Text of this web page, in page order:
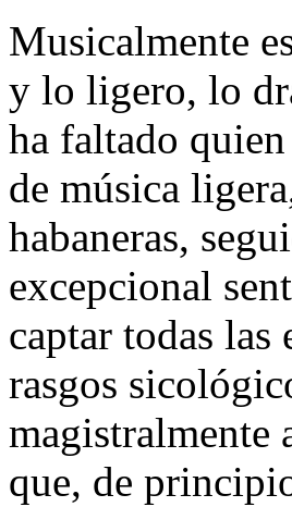
Musicalmente
y lo ligero, lo
ha faltado
de música
habaneras,
excepcional
captar todas las
rasgos
magistralmente
que, de